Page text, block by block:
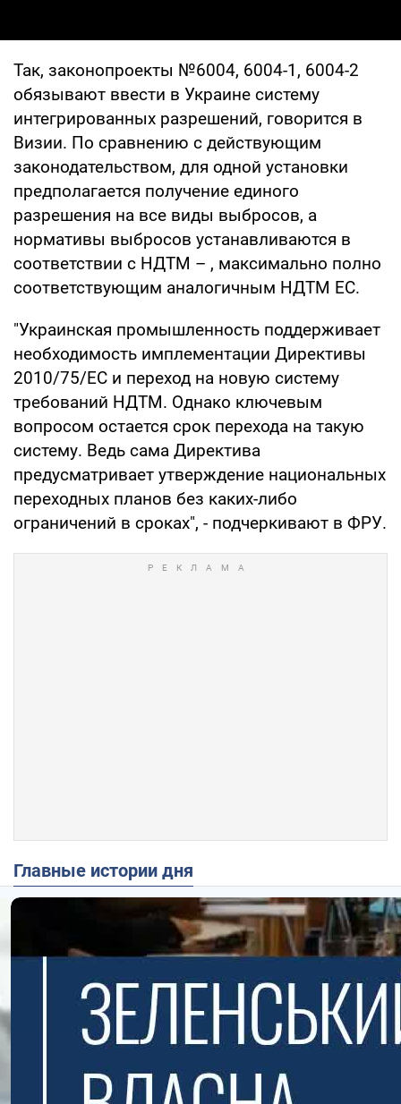
Так, законопроекты №6004, 6004-1, 6004-2
обязывают ввести в Украине систему
интегрированных разрешений, говорится в
Визии. По сравнению с действующим
законодательством, для одной установки
предполагается получение единого
разрешения на все виды выбросов, а
нормативы выбросов устанавливаются в
соответствии с НДТМ – , максимально полно
соответствующим аналогичным НДТМ ЕС.
"Украинская промышленность поддерживает
необходимость имплементации Директивы
2010/75/ЕС и переход на новую систему
требований НДТМ. Однако ключевым
вопросом остается срок перехода на такую
систему. Ведь сама Директива
предусматривает утверждение национальных
переходных планов без каких-либо
ограничений в сроках", - подчеркивают в ФРУ.
Главные истории дня